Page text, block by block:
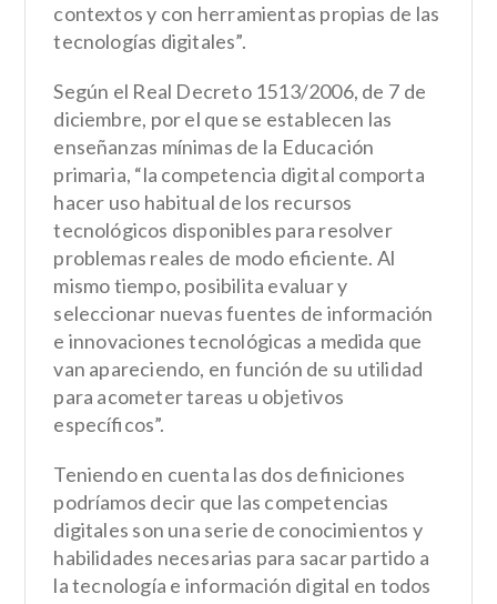
contextos y con herramientas propias de las
tecnologías digitales”.
Según el Real Decreto 1513/2006, de 7 de
diciembre, por el que se establecen las
enseñanzas mínimas de la Educación
primaria, “la competencia digital comporta
hacer uso habitual de los recursos
tecnológicos disponibles para resolver
problemas reales de modo eficiente. Al
mismo tiempo, posibilita evaluar y
seleccionar nuevas fuentes de información
e innovaciones tecnológicas a medida que
van apareciendo, en función de su utilidad
para acometer tareas u objetivos
específicos”.
Teniendo en cuenta las dos definiciones
podríamos decir que las competencias
digitales son una serie de conocimientos y
habilidades necesarias para sacar partido a
la tecnología e información digital en todos